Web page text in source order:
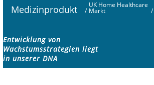
Medizinprodukt /
UK Home Healthcare
Markt /
Entwicklung von
Wachstumsstrategien liegt
in unserer DNA